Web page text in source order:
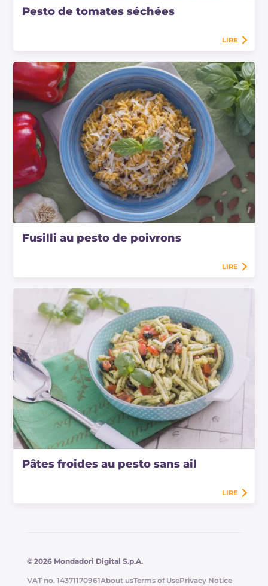
Pesto de tomates séchées
LIRE
Fusilli au pesto de poivrons
LIRE
Pâtes froides au pesto sans ail
LIRE
© 2026 Mondadori Digital S.p.A.
VAT no. 14371170961About usTerms of UsePrivacy Notice